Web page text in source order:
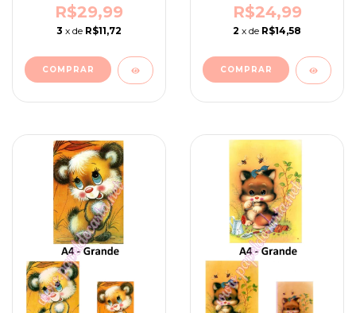
R$29,99
3 x de R$11,72
R$24,99
2 x de R$14,58